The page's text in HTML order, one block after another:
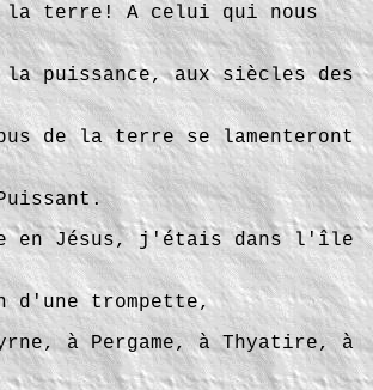
la terre! A celui qui nous
puissance, aux siècles des
de la terre se lamenteront
en Jésus, j'étais dans l'île
d'une trompette,
à Pergame, à Thyatire, à